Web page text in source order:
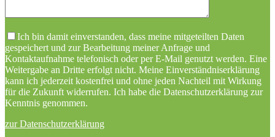
Ich bin damit einverstanden, dass meine mitgeteilten Daten
gespeichert und zur Bearbeitung meiner Anfrage und
Kontaktaufnahme telefonisch oder per E-Mail genutzt werden. Eine
Weitergabe an Dritte erfolgt nicht. Meine Einverständniserklärung
kann ich jederzeit kostenfrei und ohne jeden Nachteil mit Wirkung
für die Zukunft widerrufen. Ich habe die Datenschutzerklärung zur
Kenntnis genommen.
zur Datenschutzerklärung